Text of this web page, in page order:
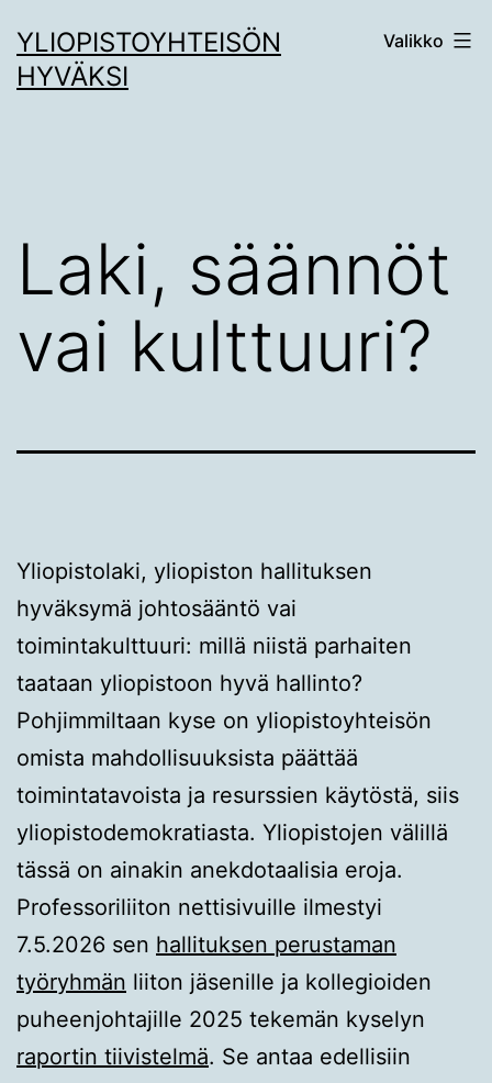
sisältöön
YLIOPISTOYHTEISÖN
HYVÄKSI
Valikko
Laki, säännöt
vai kulttuuri?
Yliopistolaki, yliopiston hallituksen
hyväksymä johtosääntö vai
toimintakulttuuri: millä niistä parhaiten
taataan yliopistoon hyvä hallinto?
Pohjimmiltaan kyse on yliopistoyhteisön
omista mahdollisuuksista päättää
toimintatavoista ja resurssien käytöstä, siis
yliopistodemokratiasta. Yliopistojen välillä
tässä on ainakin anekdotaalisia eroja.
Professoriliiton nettisivuille ilmestyi
7.5.2026 sen hallituksen perustaman
työryhmän liiton jäsenille ja kollegioiden
puheenjohtajille 2025 tekemän kyselyn
raportin tiivistelmä. Se antaa edellisiin